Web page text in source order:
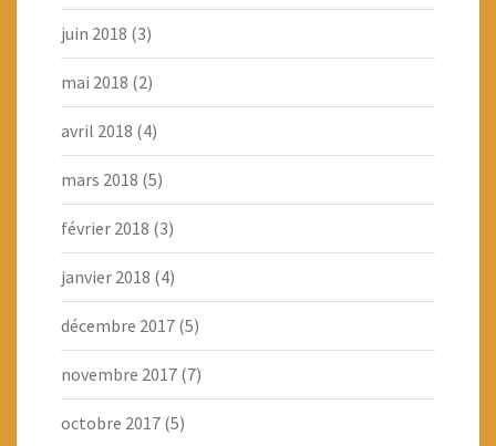
juin 2018 (3)
mai 2018 (2)
avril 2018 (4)
mars 2018 (5)
février 2018 (3)
janvier 2018 (4)
décembre 2017 (5)
novembre 2017 (7)
octobre 2017 (5)